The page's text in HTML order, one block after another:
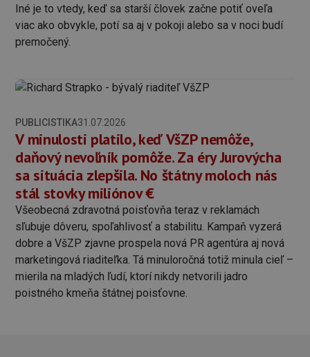
Iné je to vtedy, keď sa starší človek začne potiť oveľa
viac ako obvykle, potí sa aj v pokoji alebo sa v noci budí
premočený.
PUBLICISTIKA31.07.2026
V minulosti platilo, keď VšZP nemôže,
daňový nevoľník pomôže. Za éry Jurovýcha
sa situácia zlepšila. No štátny moloch nás
stál stovky miliónov €
Všeobecná zdravotná poisťovňa teraz v reklamách
sľubuje dôveru, spoľahlivosť a stabilitu. Kampaň vyzerá
dobre a VšZP zjavne prospela nová PR agentúra aj nová
marketingová riaditeľka. Tá minuloročná totiž minula cieľ –
mierila na mladých ľudí, ktorí nikdy netvorili jadro
poistného kmeňa štátnej poisťovne.